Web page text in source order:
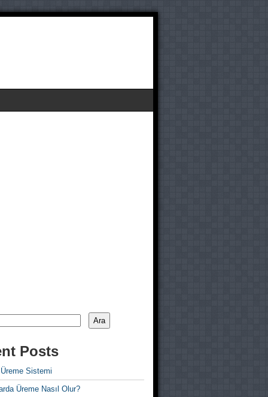
Ara
Posts
Sistemi
Üreme Nasıl Olur?